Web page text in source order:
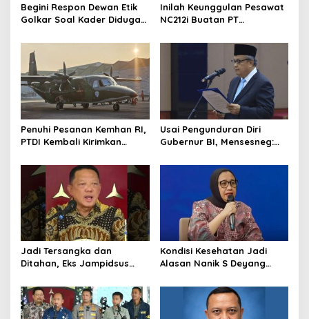
Begini Respon Dewan Etik
Golkar Soal Kader Diduga
Emas
Inilah Keunggulan Pesawat
NC212i Buatan PT
Dukung Berbagai Operasi
Penuhi Pesanan Kemhan RI,
PTDI Kembali Kirimkan
Pangkalan TNI AU
Usai Pengunduran Diri
Gubernur BI, Mensesneg:
Pemberhentian dengan
Jadi Tersangka dan
Ditahan, Eks Jampidsus
Kriminalisasi
Kondisi Kesehatan Jadi
Alasan Nanik S Deyang
Tunjuk Wamentan
Sudaryono